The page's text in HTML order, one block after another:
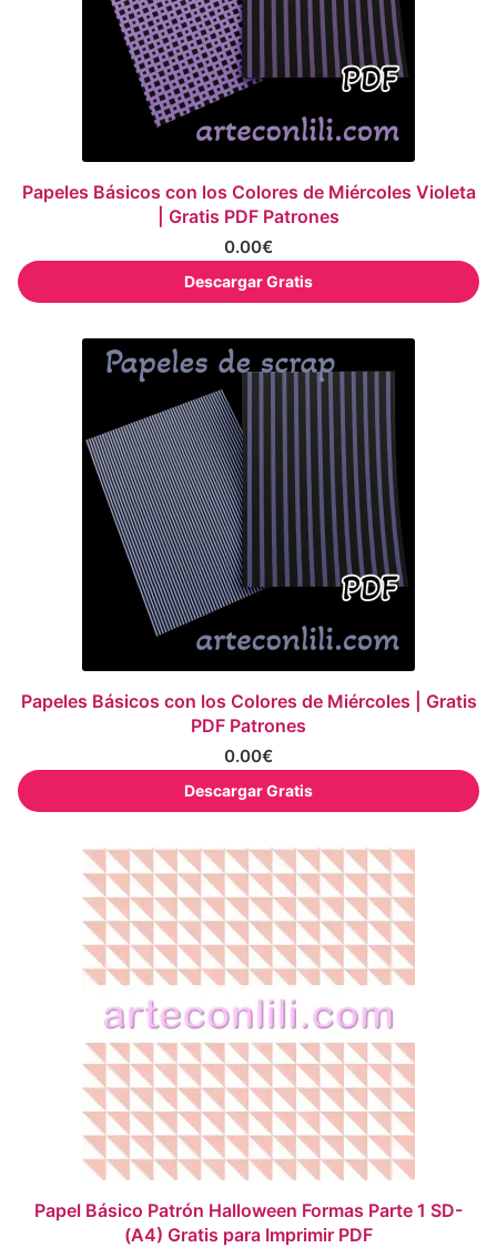
Papeles Básicos con los Colores de Miércoles Violeta
| Gratis PDF Patrones
0.00€
Descargar Gratis
Papeles Básicos con los Colores de Miércoles | Gratis
PDF Patrones
0.00€
Descargar Gratis
Papel Básico Patrón Halloween Formas Parte 1 SD-
(A4) Gratis para Imprimir PDF